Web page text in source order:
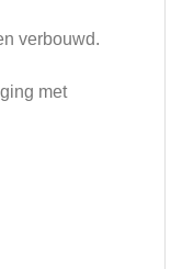
verbouwd.
met